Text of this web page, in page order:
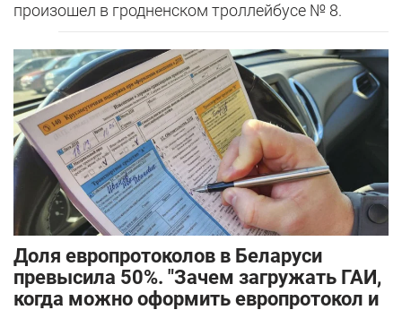
произошел в гродненском троллейбусе № 8.
Доля европротоколов в Беларуси
превысила 50%. "Зачем загружать ГАИ,
когда можно оформить европротокол и